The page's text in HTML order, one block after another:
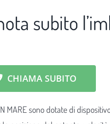
subito
CHIAMA SUBITO
MARE sono dotate di